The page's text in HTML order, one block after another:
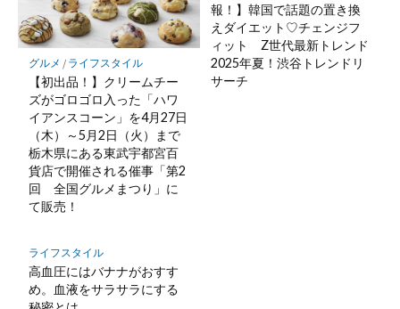
グルメ / ライフスタイル
【初出品！】クリームチー
ズがゴロゴロ入った「ハワ
イアンスコーン」を4月27日
（木）～5月2日（火）まで
栃木県にある東武宇都宮百
貨店で開催される催事「第2
回 全国グルメまつり」に
て販売！
報！】韓国で話題の置き換
えダイエット♡チェンジフ
ィット Z世代最新トレンド
2025年夏！渋谷トレンドリ
サーチ
ライフスタイル
高血圧にはバナナがおすす
め。血液をサラサラにする